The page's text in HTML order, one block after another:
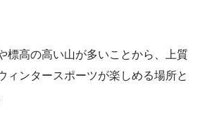
標高の高い山が多いことから、上質
ィンタースポーツが楽しめる場所と